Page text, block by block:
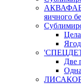
яичного
Две